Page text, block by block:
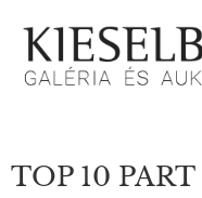
KÉRJÜK
Festmények
TOP 10 PART